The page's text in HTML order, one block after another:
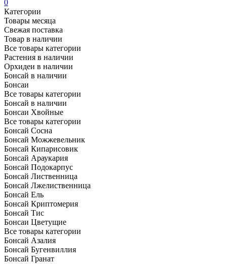
0
Категории
Товары месяца
Свежая поставка
Товар в наличии
Все товары категории
Растения в наличии
Орхидеи в наличии
Бонсай в наличии
Бонсаи
Все товары категории
Бонсай в наличии
Бонсаи Хвойные
Все товары категории
Бонсай Сосна
Бонсай Можжевельник
Бонсай Кипарисовик
Бонсай Араукария
Бонсай Подокарпус
Бонсай Лиственница
Бонсай Лжелиственница
Бонсай Ель
Бонсай Криптомерия
Бонсай Тис
Бонсаи Цветущие
Все товары категории
Бонсай Азалия
Бонсай Бугенвиллия
Бонсай Гранат